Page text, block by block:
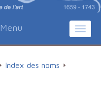
Menu
Index des noms